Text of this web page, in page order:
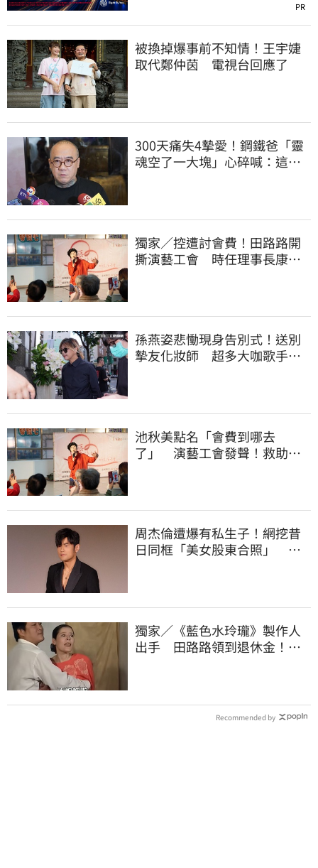
PR
被換掉爆事前不知情！王宇婕
取代鄭仲茵 電視台回應了
300天痛失4摯愛！鋼鐵爸「靈
魂空了一大塊」心碎喊：這輩
獨家／控遭討會費！田路路開
撕演藝工會 時任理事長康凱
孫燕姿悲慟現身告別式！送別
摯友化妝師 超多大咖歌手全
池秋美點名「會費到哪去
了」 演藝工會發聲！救助內
周杰倫遭爆有私生子！網挖昔
日同框「美女股東合照」 杰
獨家／《藍色水玲瓏》製作人
出手 田路路領到退休金！隱
Recommended by